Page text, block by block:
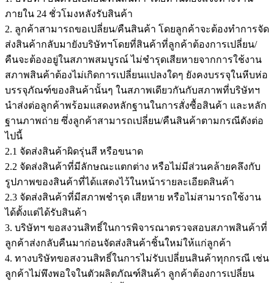
ภายใน 24 ชั่วโมงหลังรับสินค้า
2. ลูกค้าสามารถขอเปลี่ยน/คืนสินค้า โดยลูกค้าจะต้องทำการจัด
ส่งสินค้ากลับมายังบริษัทฯโดยที่สินค้าที่ลูกค้าต้องการเปลี่ยน/
คืนจะต้องอยู่ในสภาพสมบูรณ์ ไม่ชำรุดเสียหายจากการใช้งาน
สภาพสินค้าต้องไม่เกิดการเปลี่ยนแปลงใดๆ ยังคงบรรจุในหีบห่อ
บรรจุภัณฑ์ของสินค้านั้นๆ ในสภาพเดียวกันกับสภาพที่บริษัทฯ
นำส่งต่อลูกค้าพร้อมแสดงหลักฐานในการสั่งซื้อสินค้า และหลัก
ฐานภาพถ่าย ซึ่งลูกค้าสามารถเปลี่ยน/คืนสินค้าตามกรณีดังต่อ
ไปนี้
2.1 จัดส่งสินค้าผิดรุ่นสี หรือขนาด
2.2 จัดส่งสินค้าที่มีลักษณะแตกต่าง หรือไม่มีส่วนคล้ายคลึงกับ
รูปภาพของสินค้าที่ได้แสดงไว้ในหน้ารายละเอียดสินค้า
2.3 จัดส่งสินค้าที่มีสภาพชำรุด เสียหาย หรือไม่สามารถใช้งาน
ได้ตั้งแต่ได้รับสินค้า
3. บริษัทฯ ขอสงวนสิทธิ์ในการพิจารณาตรวจสอบสภาพสินค้าที่
ลูกค้าส่งกลับคืนมาก่อนจัดส่งสินค้าชิ้นใหม่ให้แก่ลูกค้า
4. ทางบริษัทขอสงวนสิทธิ์ในการไม่รับเปลี่ยนสินค้าทุกกรณี เช่น
ลูกค้าไม่พึงพอใจในตัวผลิตภัณฑ์สินค้า ลูกค้าต้องการเปลี่ยน